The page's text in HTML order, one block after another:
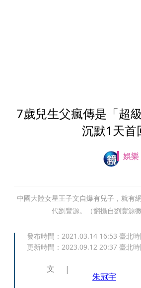
7歲兒生父瘋傳是「超
沉默1天首
娛樂
中國大陸女星王子文自爆有兒子，就有
代劉豐源。（翻攝自劉豐源
發布時間： 2021.03.14 16:53 臺北
更新時間： 2023.09.12 20:37 臺北
文
朱冠宇